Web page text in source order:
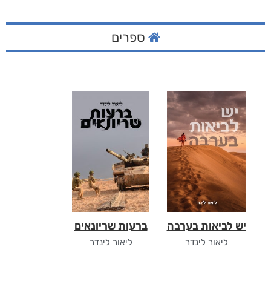
ספרים
יש לביאות בערבה
ליאור לינדר
ברעות שריונאים
ליאור לינדר